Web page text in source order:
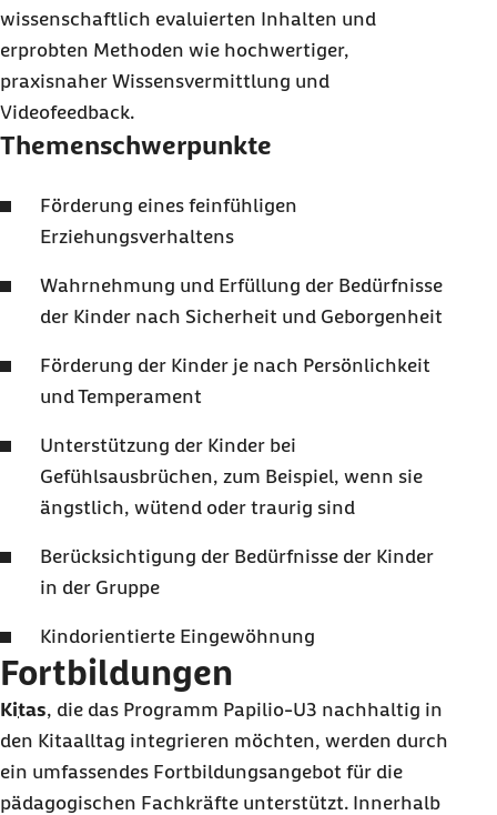
wissenschaftlich evaluierten Inhalten und
erprobten Methoden wie hochwertiger,
praxisnaher Wissensvermittlung und
Videofeedback.
Themenschwerpunkte
Förderung eines feinfühligen
Erziehungsverhaltens
Wahrnehmung und Erfüllung der Bedürfnisse
der Kinder nach Sicherheit und Geborgenheit
Förderung der Kinder je nach Persönlichkeit
und Temperament
Unterstützung der Kinder bei
Gefühlsausbrüchen, zum Beispiel, wenn sie
ängstlich, wütend oder traurig sind
Berücksichtigung der Bedürfnisse der Kinder
in der Gruppe
Kindorientierte Eingewöhnung
Fortbildungen
Kitas, die das Programm Papilio-U3 nachhaltig in
den Kitaalltag integrieren möchten, werden durch
ein umfassendes Fortbildungsangebot für die
pädagogischen Fachkräfte unterstützt. Innerhalb